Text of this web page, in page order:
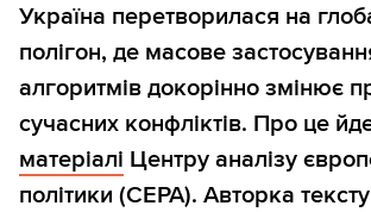
Україна перетворилася на
полігон, де масове
алгоритмів докорінно змінює
сучасних конфліктів. Про це
матеріалі Центру аналізу
політики (CEPA). Авторка